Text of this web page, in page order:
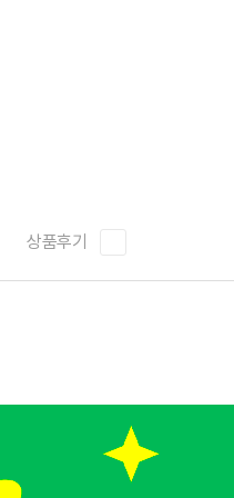
상품후기